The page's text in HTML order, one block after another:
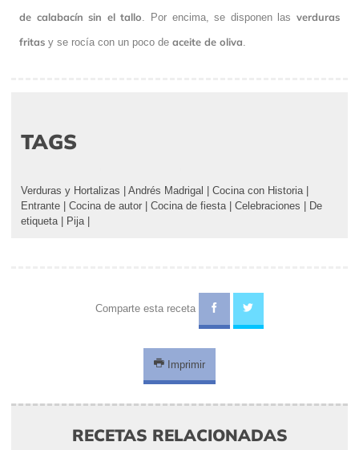
de calabacín sin el tallo. Por encima, se disponen lasverduras
fritas y se rocía con un poco de aceite de oliva.
TAGS
Verduras y Hortalizas Andrés Madrigal Cocina con Historia|
Entrante
Cocina de autor Cocina de fiesta| Celebraciones
De
etiqueta| Pija|
Comparte esta receta
Imprimir
RECETAS RELACIONADAS